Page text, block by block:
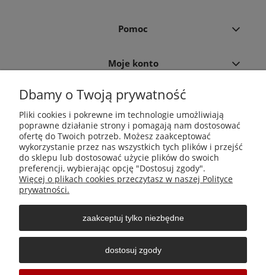
Pomoc
Moje konto
Płatności i dostawa
Informacje
O nas
Środki do zwalczania szkodników Aga Pułapki | Wacława
Iwaszkiewicza 23, 32-406 Zakliczyn | AGA-PLAST MET 2 Paweł
Sałach | NIP: 6811796065 | REGON: 363212838
Sklepy internetowe Shoper Częstochowa
Dbamy o Twoją prywatność
Pliki cookies i pokrewne im technologie umożliwiają
poprawne działanie strony i pomagają nam dostosować
ofertę do Twoich potrzeb. Możesz zaakceptować
wykorzystanie przez nas wszystkich tych plików i przejść
do sklepu lub dostosować użycie plików do swoich
preferencji, wybierając opcję "Dostosuj zgody".
Więcej o plikach cookies przeczytasz w naszej Polityce
prywatności.
zaakceptuj tylko niezbędne
dostosuj zgody